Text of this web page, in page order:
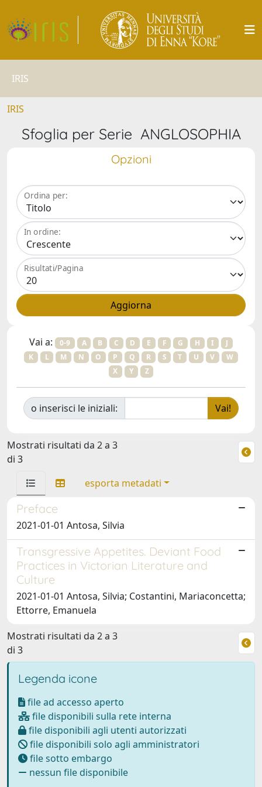
IRIS
IRIS
Sfoglia per Serie ANGLOSOPHIA
Opzioni
Ordina per:
In ordine:
Risultati/Pagina
Vai a: 0-9 A B C D E F G H I
J
K
L M N O P Q R S T U V
W
X
Y Z
o inserisci le iniziali:
Mostrati risultati da 2 a 3
di 3
esporta metadati
Preface
2021-01-01 Antosa, Silvia
Transgressive Appetites. Deviant Food
Practices in Victorian Literature and
Culture
2021-01-01 Antosa, Silvia; Costantini, Mariaconcetta;
Ettorre, Emanuela
Mostrati risultati da 2 a 3
di 3
Legenda icone
file ad accesso aperto
file disponibili sulla rete interna
file disponibili agli utenti autorizzati
file disponibili solo agli amministratori
file sotto embargo
nessun file disponibile